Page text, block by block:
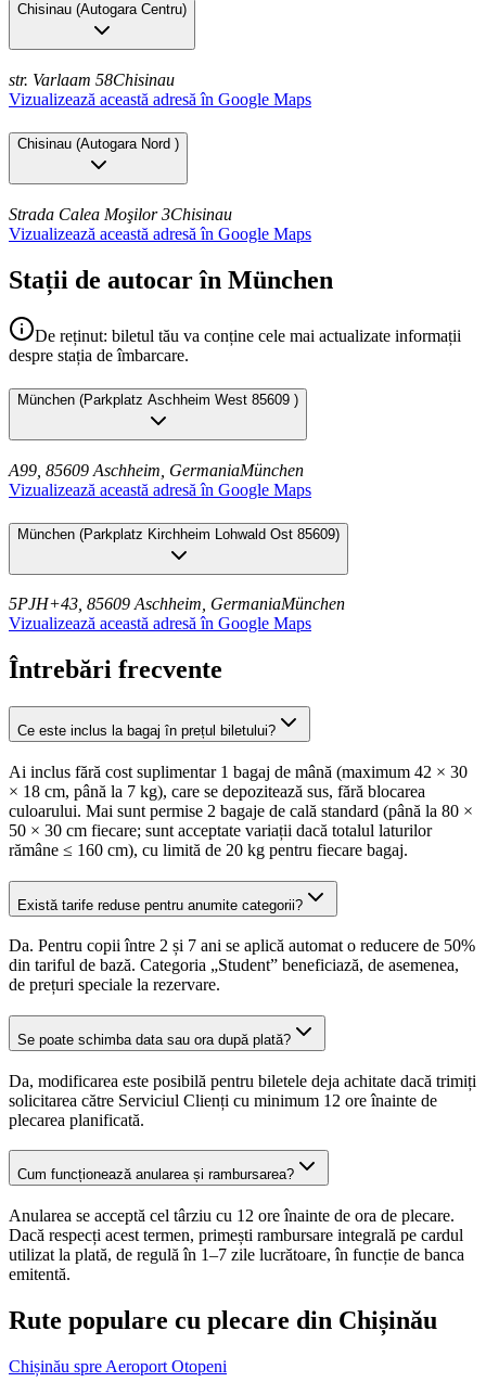
Chisinau (Autogara Centru)
str. Varlaam 58Chisinau
Vizualizează această adresă în Google Maps
Chisinau (Autogara Nord )
Strada Calea Moşilor 3Chisinau
Vizualizează această adresă în Google Maps
Stații de autocar în München
De reținut: biletul tău va conține cele mai actualizate informații
despre stația de îmbarcare.
München (Parkplatz Aschheim West 85609 )
A99, 85609 Aschheim, GermaniaMünchen
Vizualizează această adresă în Google Maps
München (Parkplatz Kirchheim Lohwald Ost 85609)
5PJH+43, 85609 Aschheim, GermaniaMünchen
Vizualizează această adresă în Google Maps
Întrebări frecvente
Ce este inclus la bagaj în prețul biletului?
Ai inclus fără cost suplimentar 1 bagaj de mână (maximum 42 × 30
× 18 cm, până la 7 kg), care se depozitează sus, fără blocarea
culoarului. Mai sunt permise 2 bagaje de cală standard (până la 80 ×
50 × 30 cm fiecare; sunt acceptate variații dacă totalul laturilor
rămâne ≤ 160 cm), cu limită de 20 kg pentru fiecare bagaj.
Există tarife reduse pentru anumite categorii?
Da. Pentru copii între 2 și 7 ani se aplică automat o reducere de 50%
din tariful de bază. Categoria „Student” beneficiază, de asemenea,
de prețuri speciale la rezervare.
Se poate schimba data sau ora după plată?
Da, modificarea este posibilă pentru biletele deja achitate dacă trimiți
solicitarea către Serviciul Clienți cu minimum 12 ore înainte de
plecarea planificată.
Cum funcționează anularea și rambursarea?
Anularea se acceptă cel târziu cu 12 ore înainte de ora de plecare.
Dacă respecți acest termen, primești rambursare integrală pe cardul
utilizat la plată, de regulă în 1–7 zile lucrătoare, în funcție de banca
emitentă.
Rute populare cu plecare din Chișinău
Chișinău spre Aeroport Otopeni